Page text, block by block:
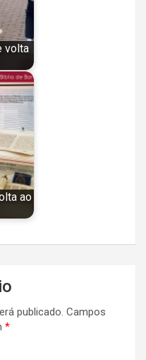
volta
ao
publicado. Campos
*